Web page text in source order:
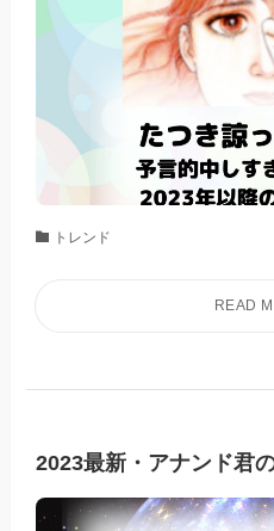
トレンド
2023最新・アナンド君